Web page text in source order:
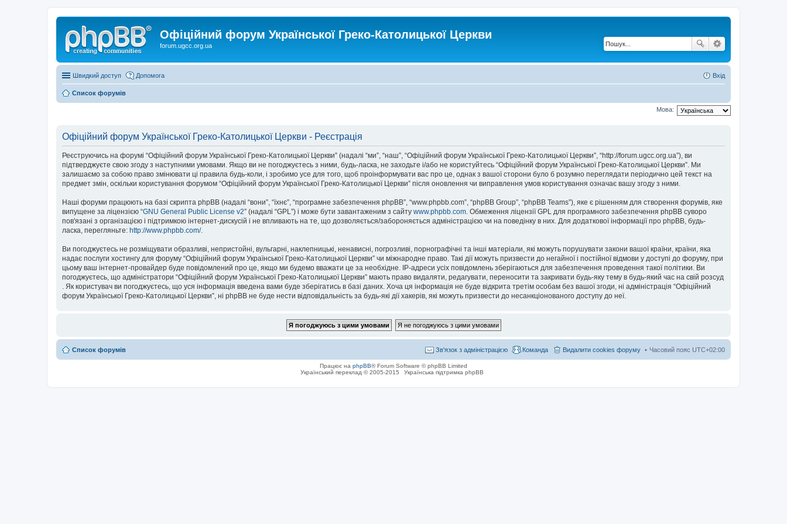
Офіційний форум Української Греко-Католицької Церкви
forum.ugcc.org.ua
Швидкий доступ Допомога Вхід
Список форумів
Мова:
Офіційний форум Української Греко-Католицької Церкви - Реєстрація
Реєструючись на форумі “Офіційний форум Української Греко-Католицької Церкви” (надалі “ми”, “наш”, “Офіційний форум Української Греко-Католицької Церкви”, “http://forum.ugcc.org.ua”), ви
підтверджуєте свою згоду з наступними умовами. Якщо ви не погоджуєтесь з ними, будь-ласка, не заходьте і/або не користуйтесь “Офіційний форум Української Греко-Католицької Церкви”. Ми
залишаємо за собою право змінювати ці правила будь-коли, і зробимо усе для того, щоб проінформувати вас про це, однак з вашої сторони було б розумно переглядати періодично цей текст на
предмет змін, оскільки користування форумом “Офіційний форум Української Греко-Католицької Церкви” після оновлення чи виправлення умов користування означає вашу згоду з ними.
Наші форуми працюють на базі скрипта phpBB (надалі “вони”, “їхнє”, “програмне забезпечення phpBB”, “www.phpbb.com”, “phpBB Group”, “phpBB Teams”), яке є рішенням для створення форумів, яке
випущене за ліцензією “GNU General Public License v2” (надалі “GPL”) і може бути завантаженим з сайту www.phpbb.com. Обмеження ліцензії GPL для програмного забезпечення phpBB суворо
пов'язані з організацією і підтримкою інтернет-дискусій і не впливають на те, що дозволяється/забороняється адміністрацією чи на поведінку в них. Для додаткової інформації про phpBB, будь-
ласка, перегляньте: http://www.phpbb.com/.
Ви погоджуєтесь не розміщувати образливі, непристойні, вульгарні, наклепницькі, ненависні, погрозливі, порнографічні та інші матеріали, які можуть порушувати закони вашої країни, країни, яка
надає послуги хостингу для форуму “Офіційний форум Української Греко-Католицької Церкви” чи міжнародне право. Такі дії можуть призвести до негайної і постійної відмови у доступі до форуму, при
цьому ваш інтернет-провайдер буде повідомлений про це, якщо ми будемо вважати це за необхідне. IP-адреси усіх повідомлень зберігаються для забезпечення проведення такої політики. Ви
погоджуєтесь, що адміністратори “Офіційний форум Української Греко-Католицької Церкви” мають право видаляти, редагувати, переносити та закривати будь-яку тему в будь-який час на свій розсуд
. Як користувач ви погоджуєтесь, що уся інформація введена вами буде зберігатись в базі даних. Хоча ця інформація не буде відкрита третім особам без вашої згоди, ні адміністрація “Офіційний
форум Української Греко-Католицької Церкви”, ні phpBB не буде нести відповідальність за будь-які дії хакерів, які можуть призвести до несанкціонованого доступу до неї.
Список форумів Часовий пояс UTC+02:00
Видалити cookies форуму
Команда
Зв'язок з адміністрацією
Працює на phpBB® Forum Software © phpBB Limited
Український переклад © 2005-2015
Українська підтримка phpBB